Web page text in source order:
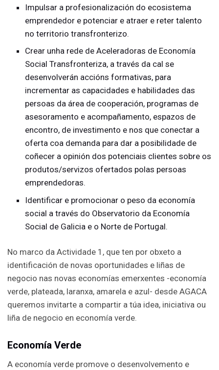
Impulsar a profesionalización do ecosistema
emprendedor e potenciar e atraer e reter talento
no territorio transfronterizo.
Crear unha rede de Aceleradoras de Economía
Social Transfronteriza, a través da cal se
desenvolverán accións formativas, para
incrementar as capacidades e habilidades das
persoas da área de cooperación, programas de
asesoramento e acompañamento, espazos de
encontro, de investimento e nos que conectar a
oferta coa demanda para dar a posibilidade de
coñecer a opinión dos potenciais clientes sobre os
produtos/servizos ofertados polas persoas
emprendedoras.
Identificar e promocionar o peso da economía
social a través do Observatorio da Economía
Social de Galicia e o Norte de Portugal.
No marco da Actividade 1, que ten por obxeto a
identificación de novas oportunidades e liñas de
negocio nas novas economías emerxentes -economía
verde, plateada, laranxa, amarela e azul- desde AGACA
queremos invitarte a compartir a túa idea, iniciativa ou
liña de negocio en economía verde.
Economía Verde
A economía verde promove o desenvolvemento e